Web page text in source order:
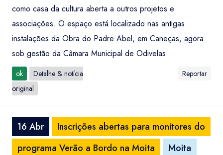
como casa da cultura aberta a outros projetos e
associações. O espaço está localizado nas antigas
instalações da Obra do Padre Abel, em Caneças, agora
sob gestão da Câmara Municipal de Odivelas.
ok
Detalhe & notícia
original
Reportar
16 Abr
Inscrições abertas para monitores do
programa Verão a Bordo na Moita
Moita